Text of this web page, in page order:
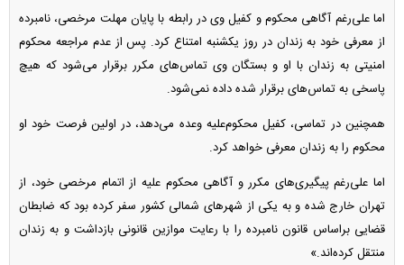
اما علی‌رغم آگاهی محکوم و کفیل وی در رابطه با پایان مهلت مرخصی، نامبرده
از معرفی خود به زندان در روز یکشنبه امتناع کرد. پس از عدم مراجعه محکوم
امنیتی به زندان با او و بستگان وی تماس‌های مکرر برقرار می‌شود که هیچ
پاسخی به تماس‌های برقرار شده داده نمی‌شود.
همچنین در تماسی، کفیل محکوم‌علیه وعده می‌دهد، در اولین فرصت خود او
محکوم را به زندان معرفی خواهد کرد.
اما علی‌رغم پیگیری‌های مکرر و آگاهی محکوم علیه از اتمام مرخصی خود، از
تهران خارج شده و به یکی از شهر‌های شمالی کشور سفر کرده بود که ضابطان
قضایی براساس قانون نامبرده را با رعایت موازین قانونی بازداشت و به زندان
منتقل کرده‌اند.»